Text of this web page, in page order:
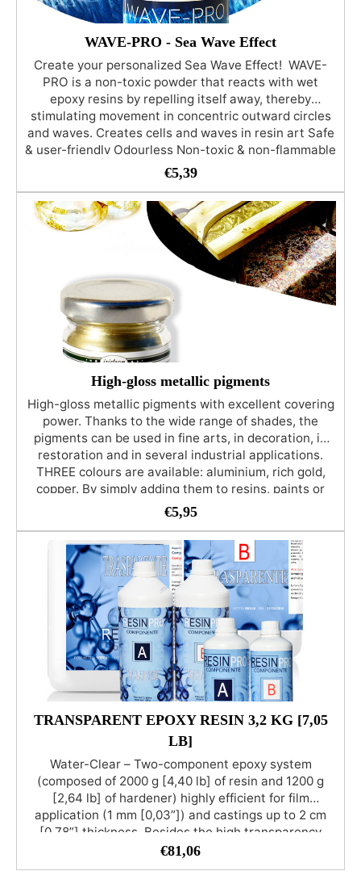
WAVE-PRO - Sea Wave Effect
Create your personalized Sea Wave Effect! WAVE-
PRO is a non-toxic powder that reacts with wet
epoxy resins by repelling itself away, thereby
stimulating movement in concentric outward circles
and waves. Creates cells and waves in resin art Safe
& user-friendly Odourless Non-toxic & non-flammable
Zero-VOC formula with no harsh chemical
ingredients, solvents or alcohol-based ink WAVE-PRO
can be used along with our range of colours or
metallic pigments. Please Note that WAVE-PRO was
developed and tested with our proprietary artwork
resins. Ideal for Ocean Resin Art
€5,39
High-gloss metallic pigments
High-gloss metallic pigments with excellent covering
power. Thanks to the wide range of shades, the
pigments can be used in fine arts, in decoration, in
restoration and in several industrial applications.
THREE colours are available: aluminium, rich gold,
copper. By simply adding them to resins, paints or
varnishes, they are perfect for decoupage,
decoration and anything related to DIY.
€5,95
TRANSPARENT EPOXY RESIN 3,2 KG [7,05
LB]
Water-Clear – Two-component epoxy system
(composed of 2000 g [4,40 lb] of resin and 1200 g
[2,64 lb] of hardener) highly efficient for film
application (1 mm [0,03”]) and castings up to 2 cm
[0,78”] thickness. Besides the high transparency
(water-clear) and the self-levelling properties,
multipurpose transparent epoxy is a very versatile
€81,06